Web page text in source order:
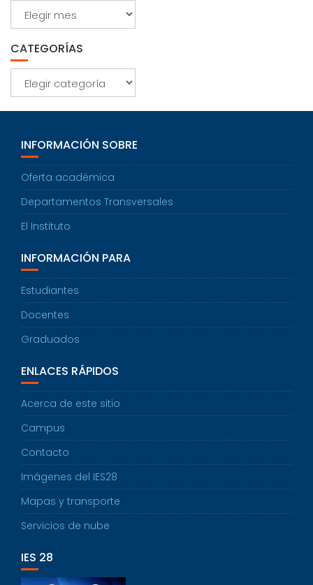
Archivos
CATEGORÍAS
Categorías
INFORMACIÓN SOBRE
Oferta académica
Departamentos Transversales
El Instituto
INFORMACIÓN PARA
Estudiantes
Docentes
Graduados
ENLACES RÁPIDOS
Acerca de este sitio
Campus
Contacto
Imágenes del IES28
Mapas y transporte
Servicios de nube
IES 28